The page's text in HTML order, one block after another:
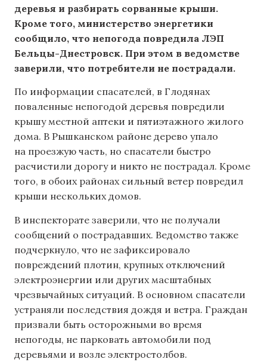
деревья и разбирать сорванные крыши.
Кроме того, министерство энергетики
сообщило, что непогода повредила ЛЭП
Бельцы-Днестровск. При этом в ведомстве
заверили, что потребители не пострадали.
По информации спасателей, в Глодянах
поваленные непогодой деревья повредили
крышу местной аптеки и пятиэтажного жилого
дома. В Рышканском районе дерево упало
на проезжую часть, но спасатели быстро
расчистили дорогу и никто не пострадал. Кроме
того, в обоих районах сильный ветер повредил
крыши нескольких домов.
В инспекторате заверили, что не получали
сообщений о пострадавших. Ведомство также
подчеркнуло, что не зафиксировало
повреждений плотин, крупных отключений
электроэнергии или других масштабных
чрезвычайных ситуаций. В основном спасатели
устраняли последствия дождя и ветра. Граждан
призвали быть осторожными во время
непогоды, не парковать автомобили под
деревьями и возле электростолбов.